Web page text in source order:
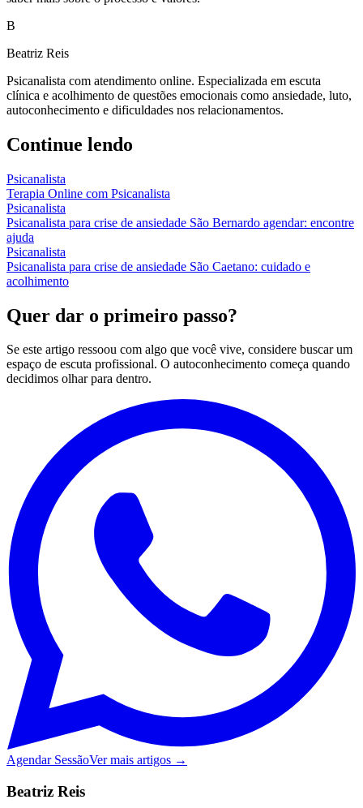
B
Beatriz Reis
Psicanalista com atendimento online. Especializada em escuta
clínica e acolhimento de questões emocionais como ansiedade, luto,
autoconhecimento e dificuldades nos relacionamentos.
Continue lendo
Psicanalista
Terapia Online com Psicanalista
Psicanalista
Psicanalista para crise de ansiedade São Bernardo agendar: encontre
ajuda
Psicanalista
Psicanalista para crise de ansiedade São Caetano: cuidado e
acolhimento
Quer dar o primeiro passo?
Se este artigo ressoou com algo que você vive, considere buscar um
espaço de escuta profissional. O autoconhecimento começa quando
decidimos olhar para dentro.
Agendar SessãoVer mais artigos →
Beatriz Reis